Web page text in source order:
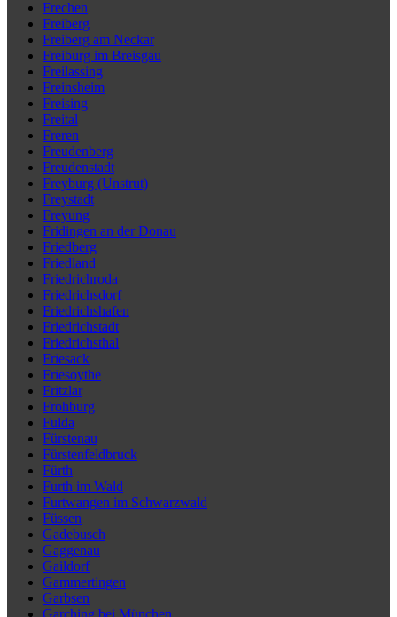
Frechen
Freiberg
Freiberg am Neckar
Freiburg im Breisgau
Freilassing
Freinsheim
Freising
Freital
Freren
Freudenberg
Freudenstadt
Freyburg (Unstrut)
Freystadt
Freyung
Fridingen an der Donau
Friedberg
Friedland
Friedrichroda
Friedrichsdorf
Friedrichshafen
Friedrichstadt
Friedrichsthal
Friesack
Friesoythe
Fritzlar
Frohburg
Fulda
Fürstenau
Fürstenfeldbruck
Fürth
Furth im Wald
Furtwangen im Schwarzwald
Füssen
Gadebusch
Gaggenau
Gaildorf
Gammertingen
Garbsen